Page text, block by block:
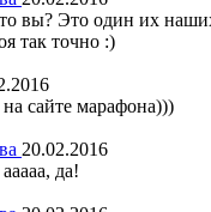
вы? Это один их
так точно :)
сайте марафона)))
20.02.2016
да!